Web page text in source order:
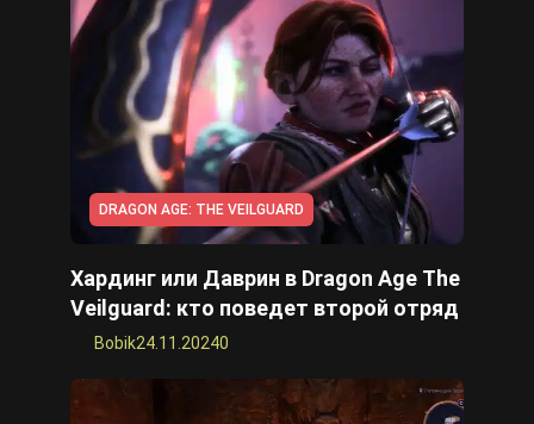
Cyberpunk 2077
Все игры
DRAGON AGE: THE VEILGUARD
Хардинг или Даврин в Dragon Age The
Veilguard: кто поведет второй отряд
Bobik24.11.20240